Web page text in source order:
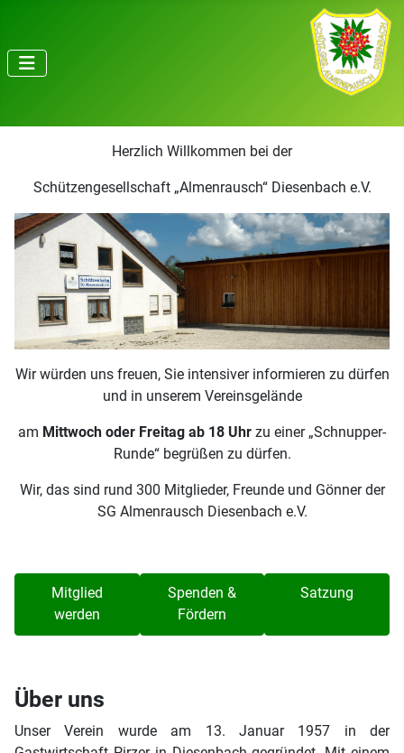
Herzlich Willkommen bei der
Schützengesellschaft „Almenrausch“ Diesenbach e.V.
Wir würden uns freuen, Sie intensiver informieren zu dürfen
und in unserem Vereinsgelände
am Mittwoch oder Freitag ab 18 Uhr zu einer „Schnupper-
Runde“ begrüßen zu dürfen.
Wir, das sind rund 300 Mitglieder, Freunde und Gönner der
SG Almenrausch Diesenbach e.V.
Mitglied
werden
Spenden &
Fördern
Satzung
Über uns
Unser Verein wurde am 13. Januar 1957 in der